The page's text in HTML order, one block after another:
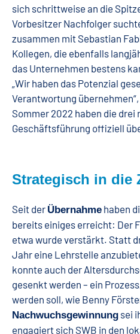
sich schrittweise an die
Vorbesitzer Nachfolger
zusammen mit Sebastian
Kollegen, die ebenfalls
das Unternehmen bestens
„Wir haben das Potenzial
Verantwortung
Sommer 2022 haben die drei
Geschäftsführung offiziell
Strategisch in die
Seit der Übernahme haben
bereits einiges erreicht: Der
etwa wurde verstärkt. Statt
Jahr eine Lehrstelle
konnte auch der
gesenkt werden – ein
werden soll, wie Benny
Nachwuchsgewinnung sei
engagiert sich SWB in den